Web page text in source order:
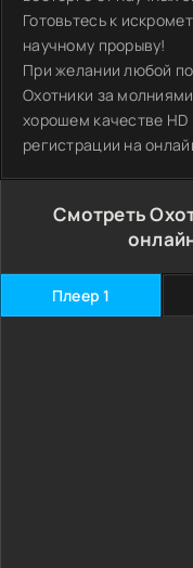
Готовьтесь к
научному прорыву!
При желании любой
Охотники за
хорошем качестве
регистрации на
Смотреть
Плеер 1